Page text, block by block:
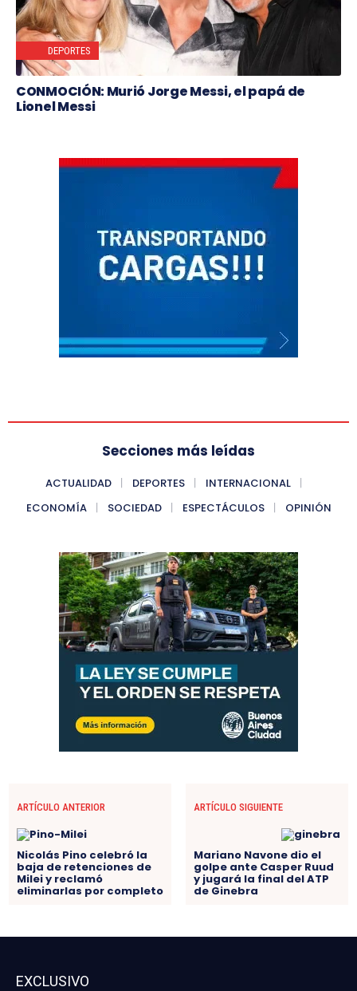
DEPORTES
CONMOCIÓN: Murió Jorge Messi, el papá de
Lionel Messi
Secciones más leídas
ACTUALIDAD DEPORTES
INTERNACIONAL
ECONOMÍA
SOCIEDAD ESPECTÁCULOS OPINIÓN
ARTÍCULO ANTERIOR
Nicolás Pino celebró la
baja de retenciones de
Milei y reclamó
eliminarlas por completo
ARTÍCULO SIGUIENTE
Mariano Navone dio el
golpe ante Casper Ruud
y jugará la final del ATP
de Ginebra
EXCLUSIVO